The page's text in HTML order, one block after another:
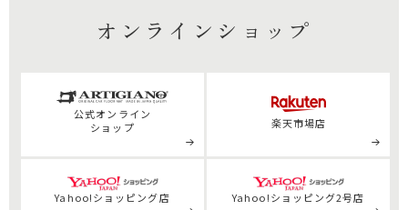
オンラインショップ
公式オンライン
ショップ
楽天市場店
Yahoo!ショッピング店 Yahoo!ショッピング2号店